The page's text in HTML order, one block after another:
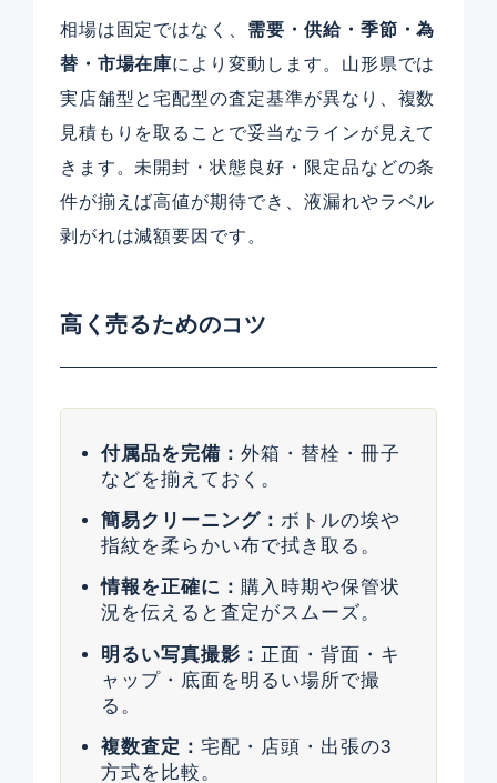
相場は固定ではなく、 需要・供給・季節・為
替・市場在庫により変動します。山形県では
実店舗型と宅配型の査定基準が異なり、複数
見積もりを取ることで妥当なラインが見えて
きます。未開封・状態良好・限定品などの条
件が揃えば高値が期待でき、液漏れやラベル
剥がれは減額要因です。
高く売るためのコツ
付属品を完備： 外箱・替栓・冊子
などを揃えておく。
簡易クリーニング： ボトルの埃や
指紋を柔らかい布で拭き取る。
情報を正確に： 購入時期や保管状
況を伝えると査定がスムーズ。
明るい写真撮影： 正面・背面・キ
ャップ・底面を明るい場所で撮
る。
複数査定： 宅配・店頭・出張の3
方式を比較。